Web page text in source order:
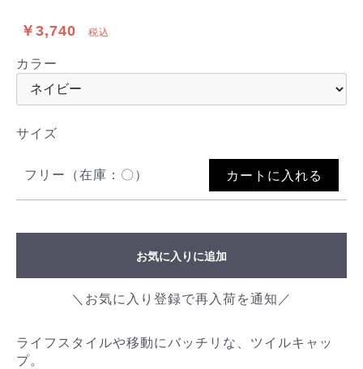
ライフスタイルや移動にバッチリな、ツイルキャッ
プ。
￥3,740 税込
カラー
サイズ
フリー（在庫：〇） カートに入れる
お気に入りに追加
＼お気に入り登録で再入荷を通知／